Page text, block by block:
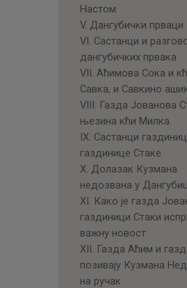
Настом
V. Дангубички прваци
VI. Састанци и
дангубичких првака
VII. Аћимова Сока и
Савка, и Савкино
VIII. Газда Јованова
њезина кћи Милка
IX. Састанци
газдинице Стаке
X. Долазак Кузмана
недозвана у
XI. Како је газда
газдиници Стаки
важну новост
XII. Газда Аћим и
позивају Кузмана
на ручак